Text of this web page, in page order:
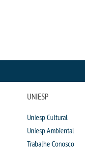
UNIESP
Uniesp Cultural
Uniesp Ambiental
Trabalhe Conosco